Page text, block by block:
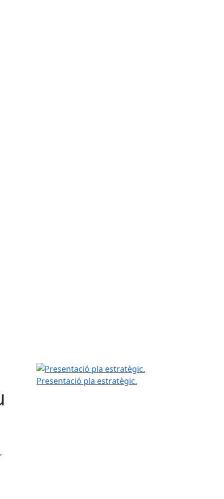
Presentació pla estratègic.
Presentació pla estratègic.